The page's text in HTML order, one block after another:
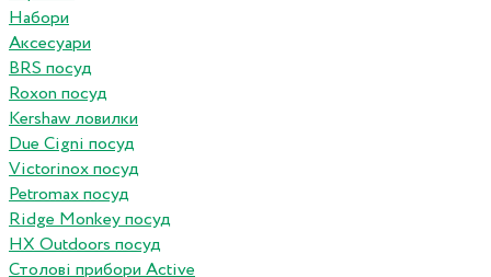
Набори
Аксесуари
BRS посуд
Roxon посуд
Kershaw ловилки
Due Cigni посуд
Victorinox посуд
Petromax посуд
Ridge Monkey посуд
HX Outdoors посуд
Столові прибори Active